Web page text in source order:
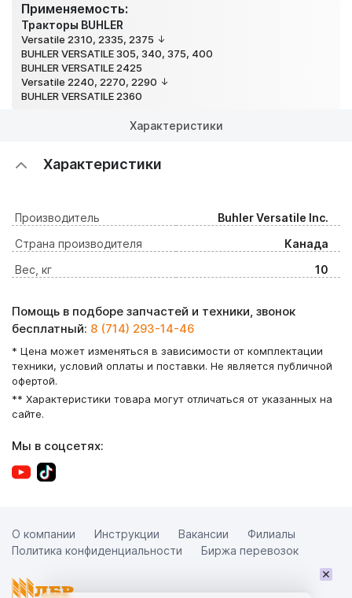
Применяемость:
Тракторы BUHLER
Versatile 2310, 2335, 2375
BUHLER VERSATILE 305, 340, 375, 400
BUHLER VERSATILE 2425
Versatile 2240, 2270, 2290
BUHLER VERSATILE 2360
Характеристики
Характеристики
Производитель
Buhler Versatile Inc.
Страна производителя
Канада
Вес, кг
10
Помощь в подборе запчастей и техники, звонок
бесплатный: 8 (714) 293-14-46
* Цена может изменяться в зависимости от комплектации
техники, условий оплаты и поставки. Не является публичной
офертой.
** Характеристики товара могут отличаться от указанных на
сайте.
Мы в соцсетях:
О компании Инструкции Вакансии
Филиалы
Политика конфиденциальности
Биржа перевозок
×